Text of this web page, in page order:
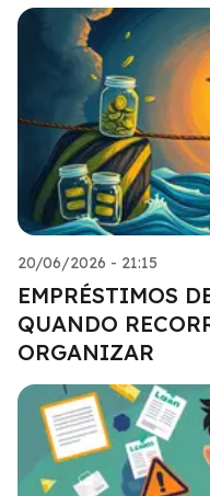
20/06/2026 - 21:15
EMPRÉSTIMOS
QUANDO
ORGANIZAR